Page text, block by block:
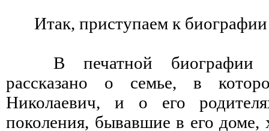
Итак, приступаем к
В печатной биографии
рассказано о семье, в
Николаевич, и о его
поколения, бывавшие в его